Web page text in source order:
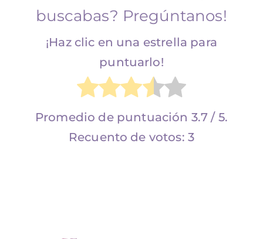
buscabas? Pregúntanos!
¡Haz clic en una estrella para
puntuarlo!
Promedio de puntuación 3.7 / 5.
Recuento de votos: 3